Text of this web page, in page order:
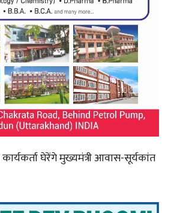
घेरेंगे मुख्यमंत्री आवास-सूर्यकांत